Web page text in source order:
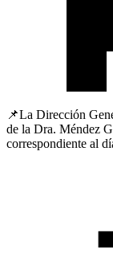
📌La Dirección
de la Dra. Méndez
correspondiente al